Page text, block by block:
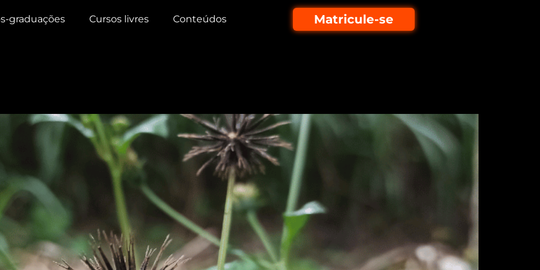
graduações Cursos livres Conteúdos Matricule-se